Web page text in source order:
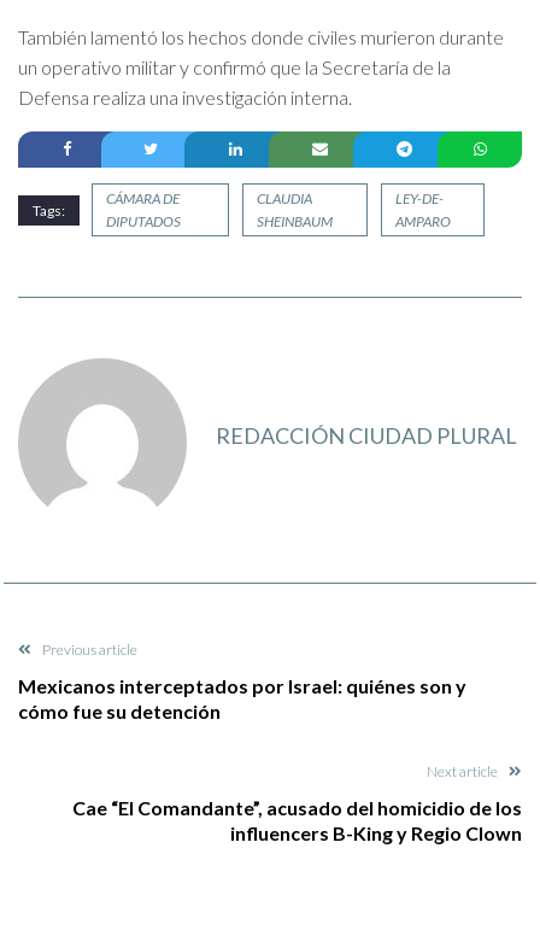
También lamentó los hechos donde civiles murieron durante
un operativo militar y confirmó que la Secretaría de la
Defensa realiza una investigación interna.
Tags:
CÁMARA DE
DIPUTADOS
CLAUDIA
SHEINBAUM
LEY-DE-
AMPARO
REDACCIÓN CIUDAD PLURAL
Previous article
Mexicanos interceptados por Israel: quiénes son y
cómo fue su detención
Next article
Cae “El Comandante”, acusado del homicidio de los
influencers B-King y Regio Clown